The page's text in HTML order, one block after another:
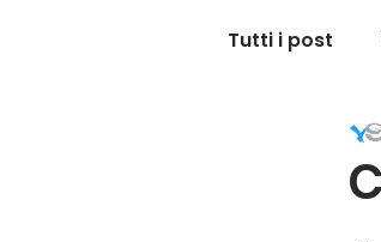
Tutti i post
Dicono di